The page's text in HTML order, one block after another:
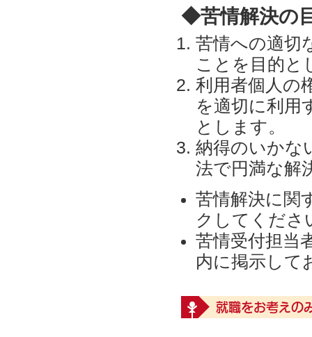
◆苦情解決の
苦情への適切
ことを目的と
利用者個人の
を適切に利用
とします。
納得のいかな
法で円満な解
苦情解決に関
クしてくださ
苦情受付担当
内に掲示して
就職をお考えの